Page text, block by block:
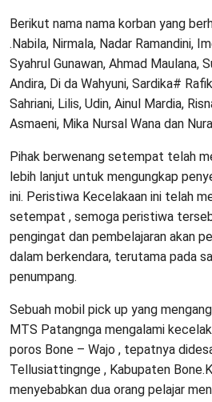
Berikut nama nama korban yang
.Nabila, Nirmala, Nadar Ramandini,
Syahrul Gunawan, Ahmad Maulana,
Andira, Di da Wahyuni, Sardika#
Sahriani, Lilis, Udin, Ainul Mardia,
Asmaeni, Mika Nursal Wana dan
Pihak berwenang setempat telah
lebih lanjut untuk mengungkap
ini. Peristiwa Kecelakaan ini telah
setempat , semoga peristiwa
pengingat dan pembelajaran akan
dalam berkendara, terutama pada
penumpang.
Sebuah mobil pick up yang
MTS Patangnga mengalami
poros Bone – Wajo , tepatnya
Tellusiattingnge , Kabupaten
menyebabkan dua orang pelajar